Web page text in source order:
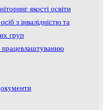
якості освіти
з інвалідністю та
груп
працевлаштуванню